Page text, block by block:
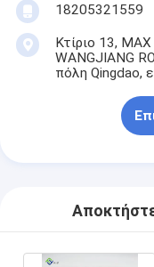
18205321559
Κτίριο 13,
WANGJIANG
πόλη Qingdao,